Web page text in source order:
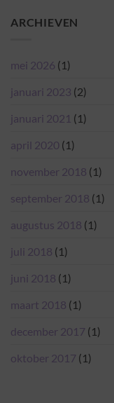
ARCHIEVEN
mei 2026 (1)
januari 2023 (2)
januari 2021 (1)
april 2020 (1)
november 2018 (1)
september 2018 (1)
augustus 2018 (1)
juli 2018 (1)
juni 2018 (1)
maart 2018 (1)
december 2017 (1)
oktober 2017 (1)